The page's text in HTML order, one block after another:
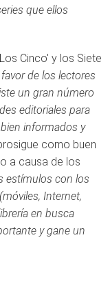
que ellos
Cinco' y los Siete
de los lectores
un gran número
editoriales para
informados y
como buen
a causa de los
estímulos con los
Internet,
en busca
y gane un